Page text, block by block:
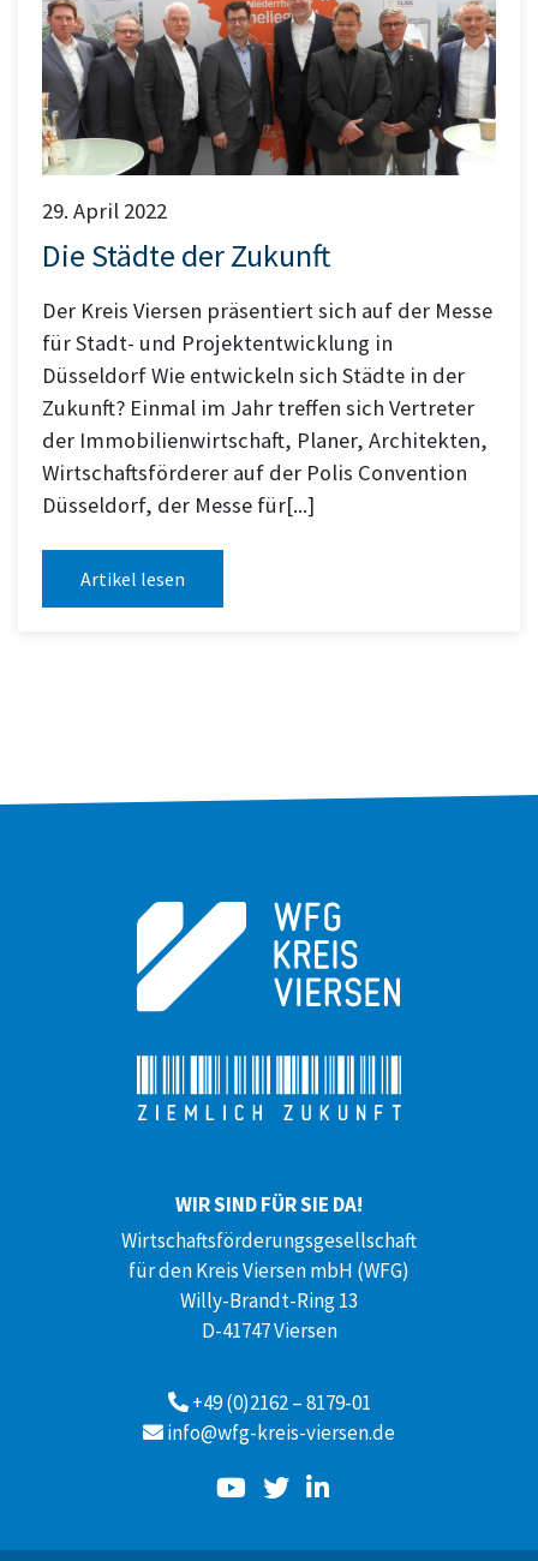
29. April 2022
Die Städte der Zukunft
Der Kreis Viersen präsentiert sich auf der Messe
für Stadt- und Projektentwicklung in
Düsseldorf Wie entwickeln sich Städte in der
Zukunft? Einmal im Jahr treffen sich Vertreter
der Immobilienwirtschaft, Planer, Architekten,
Wirtschaftsförderer auf der Polis Convention
Düsseldorf, der Messe für[...]
Artikel lesen
WIR SIND FÜR SIE DA!
Wirtschaftsförderungsgesellschaft
für den Kreis Viersen mbH (WFG)
Willy-Brandt-Ring 13
D-41747 Viersen
+49 (0)2162 – 8179-01
info@wfg-kreis-viersen.de